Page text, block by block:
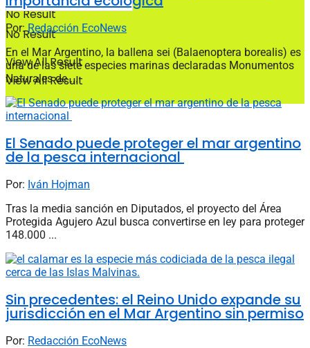
No Result
View All Result
No Result
View All Result
Por: Redacción EcoNews
En el Mar Argentino, la ballena sei (Balaenoptera borealis) es
una de las siete especies marinas declaradas Monumentos
Naturales de ...
El Senado puede proteger el mar argentino
de la pesca internacional
Por: Iván Hojman
Tras la media sanción en Diputados, el proyecto del Área
Protegida Agujero Azul busca convertirse en ley para proteger
148.000 ...
Sin precedentes: el Reino Unido expande su
jurisdicción en el Mar Argentino sin permiso
Por: Redacción EcoNews